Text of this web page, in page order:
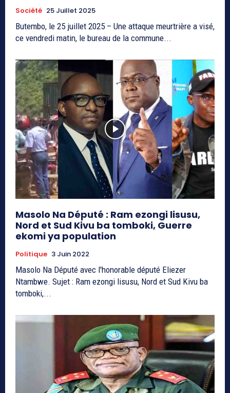
Société 25 Juillet 2025
Butembo, le 25 juillet 2025 – Une attaque meurtrière a visé,
ce vendredi matin, le bureau de la commune...
Masolo Na Député : Ram ezongi lisusu,
Nord et Sud Kivu ba tomboki, Guerre
ekomi ya population
Politique 3 Juin 2022
Masolo Na Député avec l'honorable député Eliezer
Ntambwe. Sujet : Ram ezongi lisusu, Nord et Sud Kivu ba
tomboki,...